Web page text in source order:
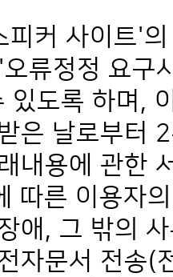
커 사이트'
류정정 요구
있도록 하며,
은 날로부터
내용에 관한
따른 이용자
애, 그 밖의
자문서 전송(